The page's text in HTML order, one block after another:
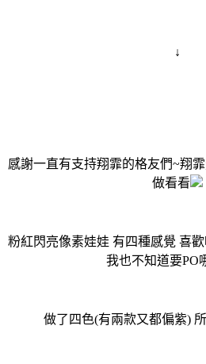
↓
感謝一直有支持翔霏的格友們~翔
做看看
粉紅閃亮像素娃娃 有四種感覺 喜
我也不知道要PO
做了四色(有兩款又都偏紫)